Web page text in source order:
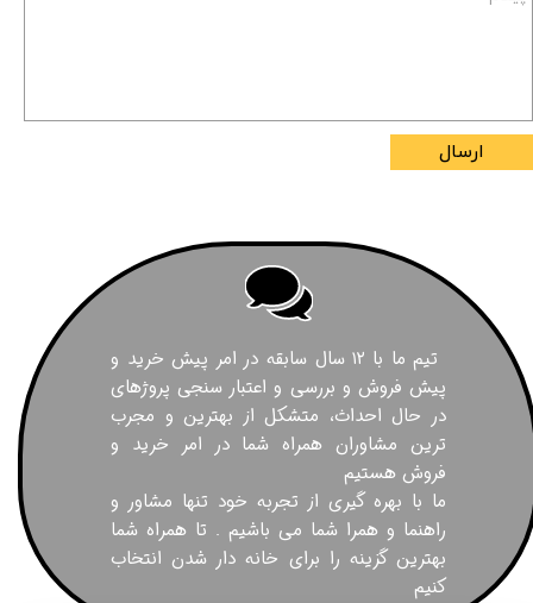
ارسال
تیم ما با ۱۲ سال سابقه در امر پیش خرید و
پیش فروش و بررسی و اعتبار سنجی پروژهای
در حال احداث، متشکل از بهترین و مجرب
ترین مشاوران همراه شما در امر خرید و
فروش هستیم
ما با بهره گیری از تجربه خود تنها مشاور و
راهنما و همرا شما می باشیم . تا همراه شما
بهترین گزینه را برای خانه دار شدن انتخاب
کنیم